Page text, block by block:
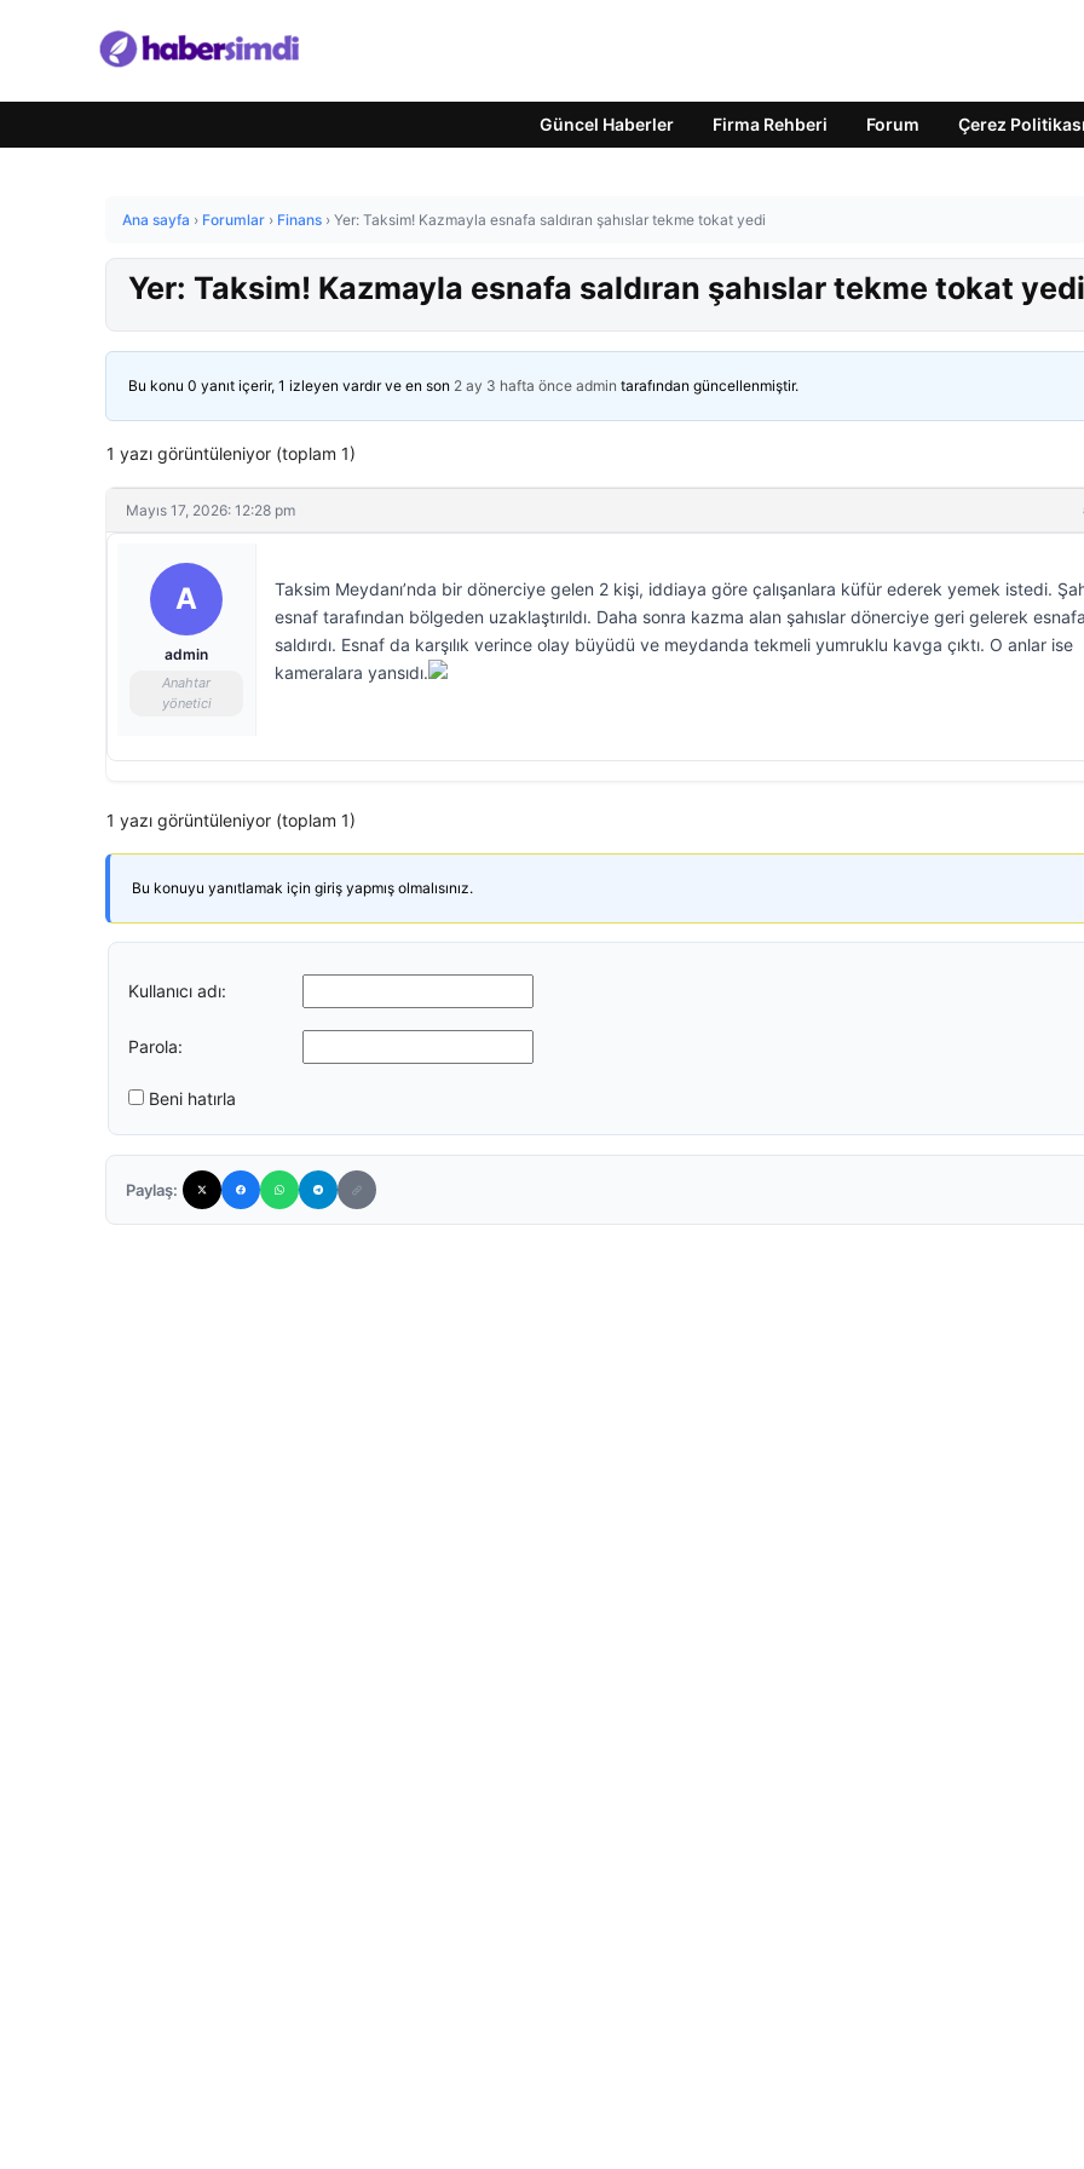
Güncel Haberler Firma Rehberi Forum Çerez Politikası
Ana sayfa › Forumlar › Finans › Yer: Taksim! Kazmayla esnafa saldıran şahıslar tekme tokat yedi
Yer: Taksim! Kazmayla esnafa saldıran şahıslar tekme tokat yedi
Bu konu 0 yanıt içerir, 1 izleyen vardır ve en son 2 ay 3 hafta önce admin tarafından güncellenmiştir.
1 yazı görüntüleniyor (toplam 1)
Mayıs 17, 2026: 12:28 pm
A
admin
Anahtar
yönetici
Taksim Meydanı’nda bir dönerciye gelen 2 kişi, iddiaya göre çalışanlara küfür ederek yemek istedi.
esnaf tarafından bölgeden uzaklaştırıldı. Daha sonra kazma alan şahıslar dönerciye geri gelerek esnafa
saldırdı. Esnaf da karşılık verince olay büyüdü ve meydanda tekmeli yumruklu kavga çıktı. O anlar ise
kameralara yansıdı.
1 yazı görüntüleniyor (toplam 1)
Bu konuyu yanıtlamak için giriş yapmış olmalısınız.
Kullanıcı adı:
Parola:
Beni hatırla
Paylaş: